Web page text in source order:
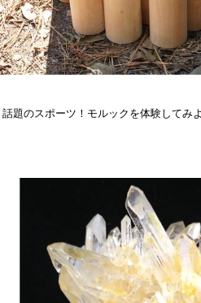
話題のスポーツ！モルックを体験してみ